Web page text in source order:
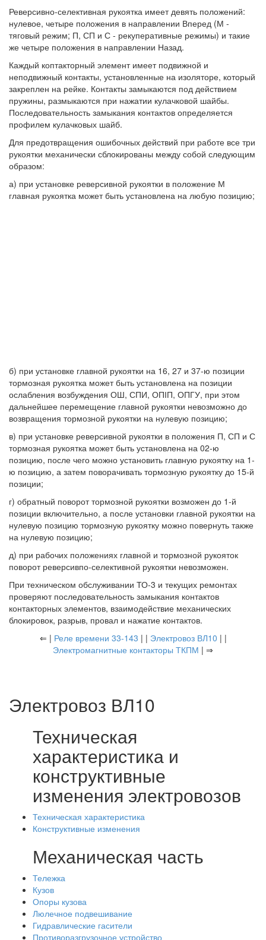
Реверсивно-селективная рукоятка имеет девять положений:
нулевое, четыре положения в направлении Вперед (М -
тяговый режим; П, СП и С - рекуперативные режимы) и такие
же четыре положения в направлении Назад.
Каждый коптакторный элемент имеет подвижной и
неподвижный контакты, установленные на изоляторе, который
закреплен на рейке. Контакты замыкаются под действием
пружины, размыкаются при нажатии кулачковой шайбы.
Последовательность замыкания контактов определяется
профилем кулачковых шайб.
Для предотвращения ошибочных действий при работе все три
рукоятки механически сблокированы между собой следующим
образом:
а) при установке реверсивной рукоятки в положение М
главная рукоятка может быть установлена на любую позицию;
б) при установке главной рукоятки на 16, 27 и 37-ю позиции
тормозная рукоятка может быть установлена на позиции
ослабления возбуждения ОШ, СПИ, ОПІП, ОПГУ, при этом
дальнейшее перемещение главной рукоятки невозможно до
возвращения тормозной рукоятки на нулевую позицию;
в) при установке реверсивной рукоятки в положения П, СП и С
тормозная рукоятка может быть установлена на 02-ю
позицию, после чего можно установить главную рукоятку на 1-
ю позицию, а затем поворачивать тормозную рукоятку до 15-й
позиции;
г) обратный поворот тормозной рукоятки возможен до 1-й
позиции включительно, а после установки главной рукоятки на
нулевую позицию тормозную рукоятку можно повернуть также
на нулевую позицию;
д) при рабочих положениях главной и тормозной рукояток
поворот реверсивпо-селективной рукоятки невозможен.
При техническом обслуживании ТО-3 и текущих ремонтах
проверяют последовательность замыкания контактов
контакторных элементов, взаимодействие механических
блокировок, разрыв, провал и нажатие контактов.
⇐ | Реле времени 33-143 | | Электровоз ВЛ10 | |
Электромагнитные контакторы ТКПМ | ⇒
Электровоз ВЛ10
Техническая
характеристика и
конструктивные
изменения электровозов
Техническая характеристика
Конструктивные изменения
Механическая часть
Тележка
Кузов
Опоры кузова
Люлечное подвешивание
Гидравлические гасители
Противоразгрузочное устройство